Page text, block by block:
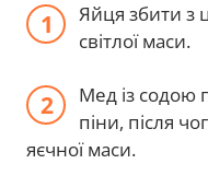
Яйця збити з
світлої маси.
Мед із содою
піни, після
яєчної маси.